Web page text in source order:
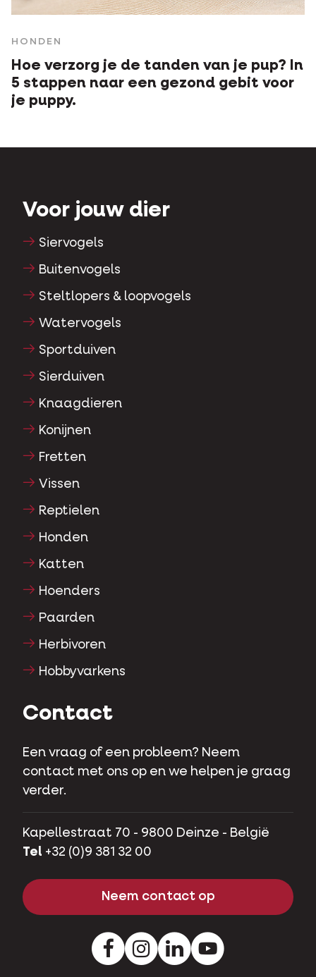
HONDEN
Hoe verzorg je de tanden van je pup? In
5 stappen naar een gezond gebit voor
je puppy.
Voor jouw dier
Siervogels
Buitenvogels
Steltlopers & loopvogels
Watervogels
Sportduiven
Sierduiven
Knaagdieren
Konijnen
Fretten
Vissen
Reptielen
Honden
Katten
Hoenders
Paarden
Herbivoren
Hobbyvarkens
Contact
Een vraag of een probleem? Neem
contact met ons op en we helpen je graag
verder.
Kapellestraat 70 - 9800 Deinze - België
Tel +32 (0)9 381 32 00
Neem contact op
FacebookInstagramLinkedInYoutube